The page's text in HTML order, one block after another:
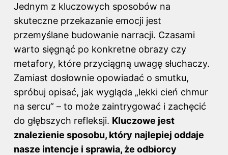
Jednym z kluczowych sposobów na
skuteczne przekazanie emocji jest
przemyślane budowanie narracji. Czasami
warto sięgnąć po konkretne obrazy czy
metafory, które przyciągną uwagę słuchaczy.
Zamiast dosłownie opowiadać o smutku,
spróbuj opisać, jak wygląda „lekki cień chmur
na sercu” – to może zaintrygować i zachęcić
do głębszych refleksji. Kluczowe jest
znalezienie sposobu, który najlepiej oddaje
nasze intencje i sprawia, że odbiorcy